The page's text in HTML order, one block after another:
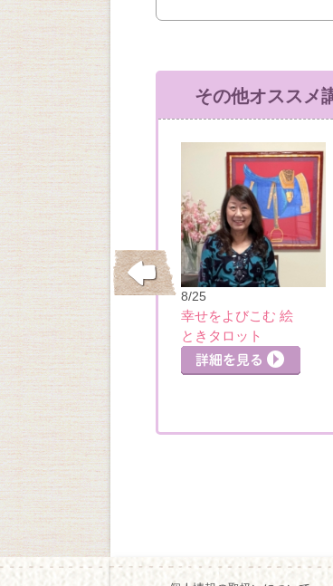
その他オススメ
9/16
初めての九星気学
8/25
幸せをよびこむ 絵
ときタロット